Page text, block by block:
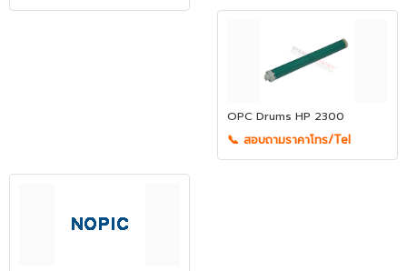
OPC Drums HP 2300
📞 สอบถามราคาโทร/Tel